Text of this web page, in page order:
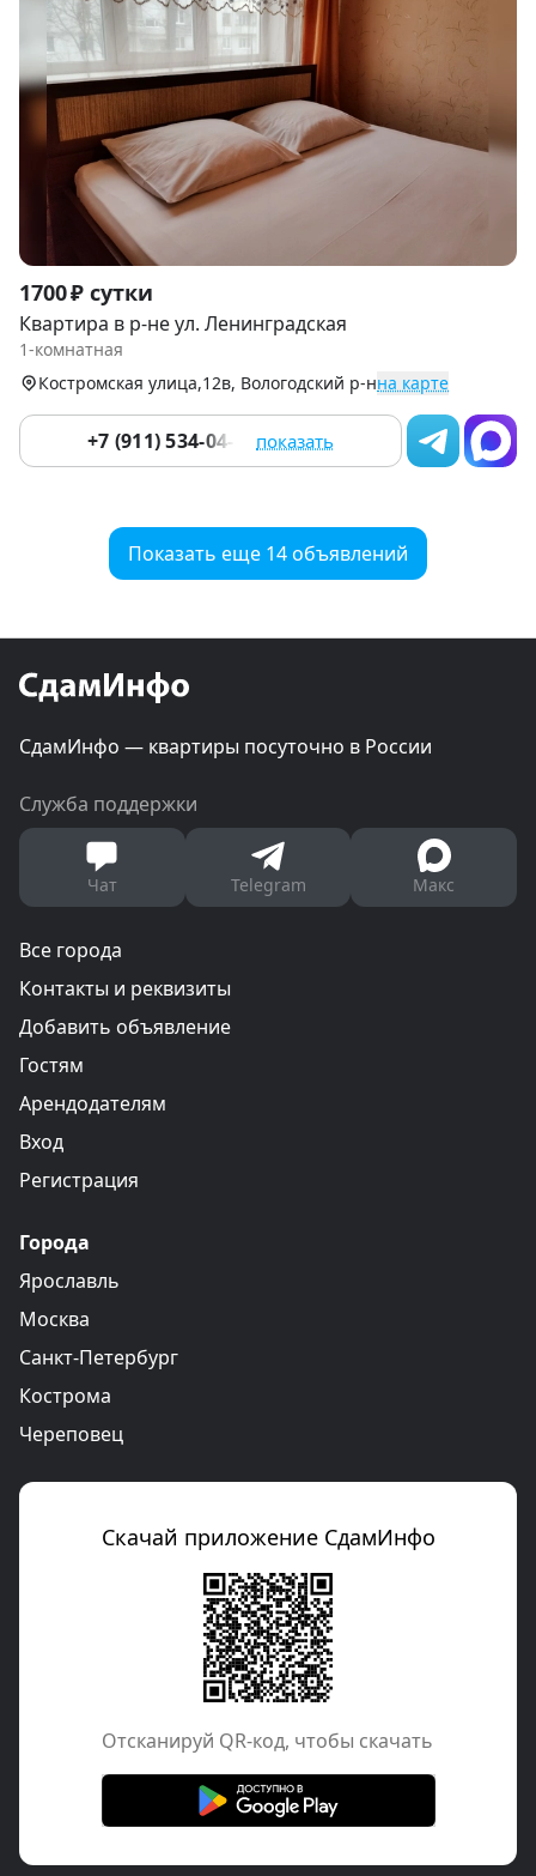
Item
1
of
1700 ₽ сутки
Квартира в р-не ул. Ленинградская
1-комнатная
Костромская улица,12в, Вологодский р-нна карте
+7 (911) 534-04-33 показать
Показать еще 14 объявлений
СдамИнфо — квартиры посуточно в России
Служба поддержки
Чат Telegram Макс
Все города
Контакты и реквизиты
Добавить объявление
Гостям
Арендодателям
Вход
Регистрация
Города
Ярославль
Москва
Санкт-Петербург
Кострома
Череповец
Скачай приложение СдамИнфо
Отcканируй QR-код, чтобы скачать